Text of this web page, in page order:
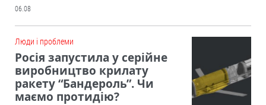
06.08
Люди і проблеми
Росія запустила у серійне
виробництво крилату
ракету “Бандероль”. Чи
маємо протидію?